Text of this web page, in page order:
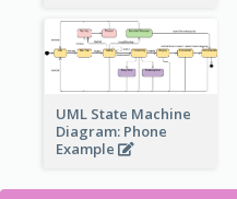
UML State Machine
Diagram: Phone
Example